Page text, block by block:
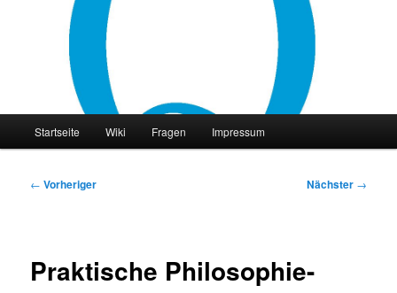
philocast
Startseite Wiki Fragen Impressum
Beitragsnavigation
← Vorheriger Nächster →
Praktische Philosophie-